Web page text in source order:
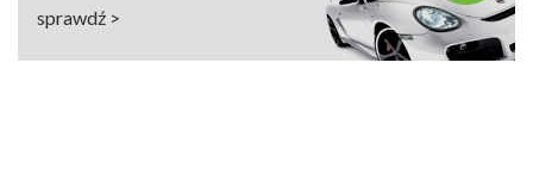
sprawdź >